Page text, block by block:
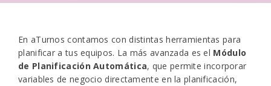
En aTurnos contamos con distintas herramientas para
planificar a tus equipos. La más avanzada es el Módulo
de Planificación Automática, que permite incorporar
variables de negocio directamente en la planificación,